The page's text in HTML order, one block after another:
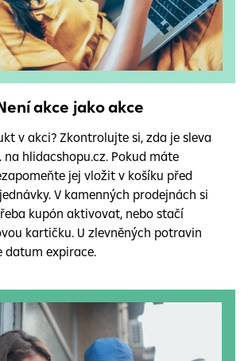
akce jako akce
v akci? Zkontrolujte si, zda je sleva
na hlidacshopu.cz. Pokud máte
jej vložit v košíku před
V kamenných prodejnách si
kupón aktivovat, nebo stačí
kartičku. U zlevněných potravin
datum expirace.